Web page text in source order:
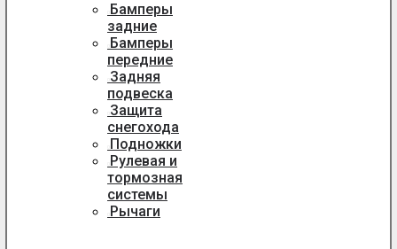
Бамперы
задние
Бамперы
передние
Задняя
подвеска
Защита
снегохода
Подножки
Рулевая и
тормозная
системы
Рычаги